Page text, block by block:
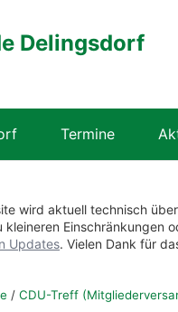
Delingsdorf
Termine
wird aktuell technisch
kleineren Einschränkungen
Updates. Vielen Dank für
/ CDU-Treff